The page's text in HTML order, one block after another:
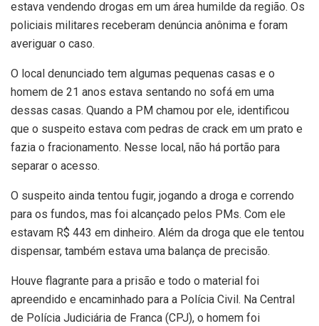
estava vendendo drogas em um área humilde da região. Os
policiais militares receberam denúncia anônima e foram
averiguar o caso.
O local denunciado tem algumas pequenas casas e o
homem de 21 anos estava sentando no sofá em uma
dessas casas. Quando a PM chamou por ele, identificou
que o suspeito estava com pedras de crack em um prato e
fazia o fracionamento. Nesse local, não há portão para
separar o acesso.
O suspeito ainda tentou fugir, jogando a droga e correndo
para os fundos, mas foi alcançado pelos PMs. Com ele
estavam R$ 443 em dinheiro. Além da droga que ele tentou
dispensar, também estava uma balança de precisão.
Houve flagrante para a prisão e todo o material foi
apreendido e encaminhado para a Polícia Civil. Na Central
de Polícia Judiciária de Franca (CPJ), o homem foi